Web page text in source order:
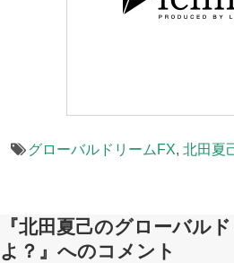
グローバルドリームFX, 北田夏
『北田夏己のグローバル
よ？』へのコメント